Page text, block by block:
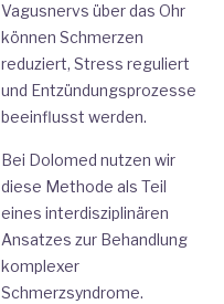
Vagusnervs über das Ohr
können Schmerzen
reduziert, Stress reguliert
und Entzündungsprozesse
beeinflusst werden.
Bei Dolomed nutzen wir
diese Methode als Teil
eines interdisziplinären
Ansatzes zur Behandlung
komplexer
Schmerzsyndrome.